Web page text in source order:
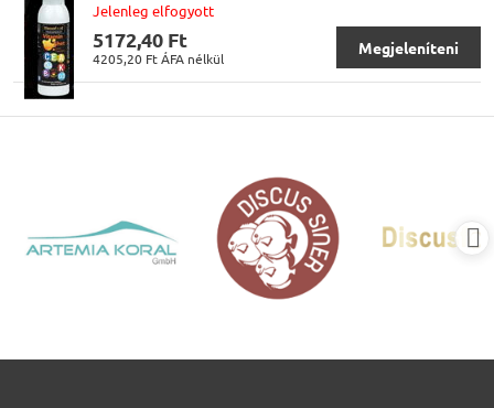
Jelenleg elfogyott
5172,40 Ft
4205,20 FtÁFA nélkül
Megjeleníteni